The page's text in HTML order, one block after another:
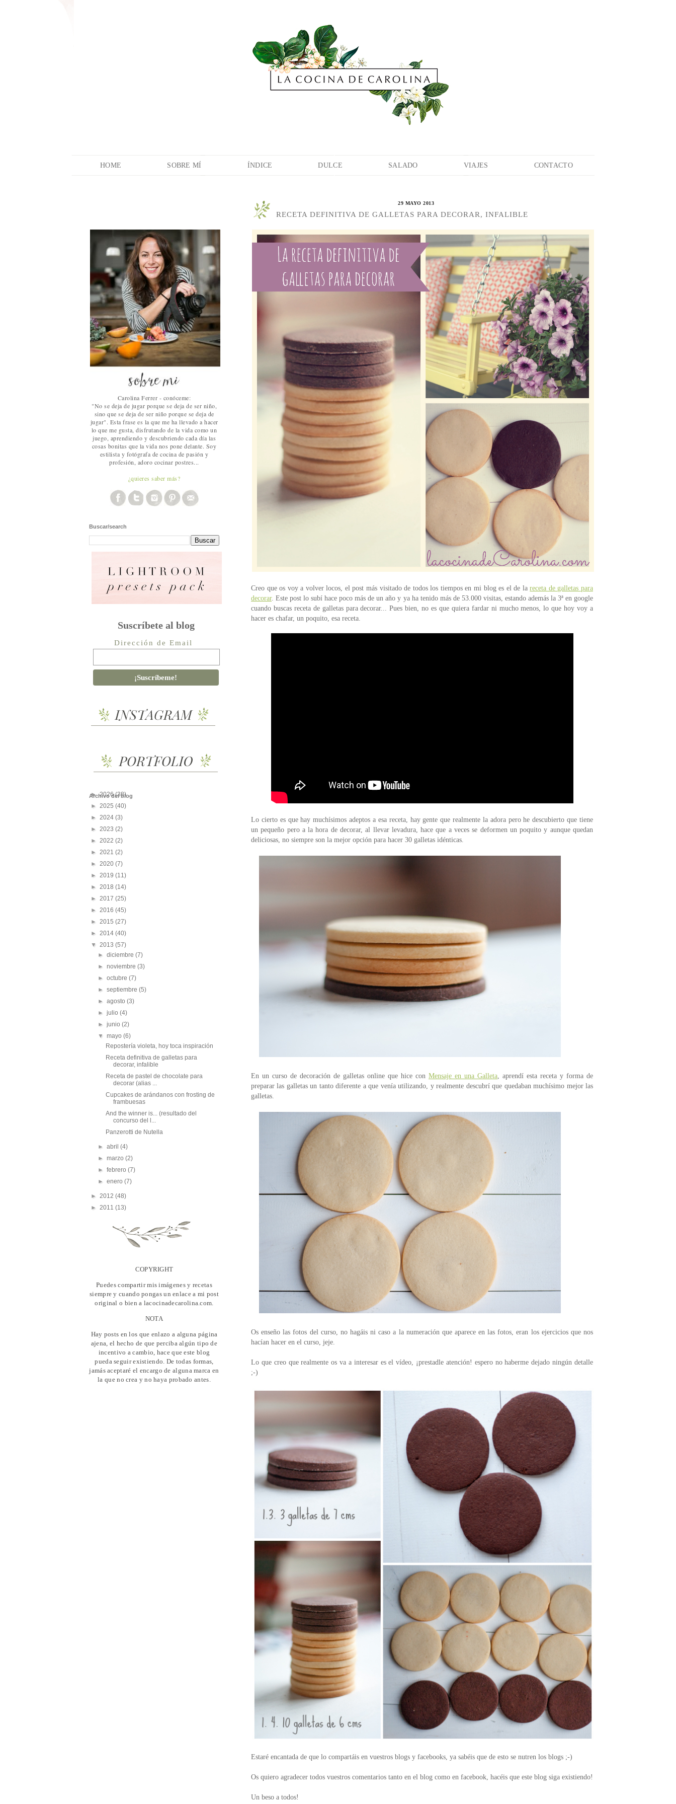
HOME SOBRE MÍ ÍNDICE DULCE SALADO VIAJES CONTACTO
29 MAYO 2013
RECETA DEFINITIVA DE GALLETAS PARA DECORAR, INFALIBLE
Creo que os voy a volver locos, el post más visitado de todos los tiempos en mi blog es el de lareceta de galletas para
decorar. Este post lo subí hace poco más de un año y ya ha tenido más de 53.000 visitas, estando además la 3ª en google
cuando buscas receta de galletas para decorar... Pues bien, no es que quiera fardar ni mucho menos, lo que hoy voy a
hacer es chafar, un poquito, esa receta.
Lo cierto es que hay muchísimos adeptos a esa receta, hay gente que realmente la adora pero he descubierto que tiene
un pequeño pero a la hora de decorar, al llevar levadura, hace que a veces se deformen un poquito y aunque quedan
deliciosas, no siempre son la mejor opción para hacer 30 galletas idénticas.
En un curso de decoración de galletas online que hice con Mensaje en una Galleta , aprendí esta receta y forma de
preparar las galletas un tanto diferente a que venía utilizando, y realmente descubrí que quedaban muchísimo mejor las
galletas.
Os enseño las fotos del curso, no hagáis ni caso a la numeración que aparece en las fotos, eran los ejercicios que nos
hacían hacer en el curso, jeje.
Lo que creo que realmente os va a interesar es el vídeo, ¡prestadle atención! espero no haberme dejado ningún detalle
;-)
Estaré encantada de que lo compartáis en vuestros blogs y facebooks, ya sabéis que de esto se nutren los blogs ;-)
Os quiero agradecer todos vuestros comentarios tanto en el blog como en facebook, hacéis que este blog siga existiendo!
Un beso a todos!
Carolina Ferrer - conóceme:
"No se deja de jugar porque se deja de ser niño,
sino que se deja de ser niño porque se deja de
jugar". Esta frase es la que me ha llevado a hacer
lo que me gusta, disfrutando de la vida como un
juego, aprendiendo y descubriendo cada día las
cosas bonitas que la vida nos pone delante. Soy
estilista y fotógrafa de cocina de pasión y
profesión, adoro cocinar postres...
¿quieres saber más?
Buscar/search
Suscríbete al blog
Dirección de Email
Archivo del blog
►2026(38)
► 2025 (40)
► 2024 (3)
► 2023 (2)
► 2022 (2)
► 2021 (2)
► 2020 (7)
► 2019 (11)
► 2018 (14)
► 2017 (25)
► 2016 (45)
► 2015 (27)
► 2014 (40)
▼ 2013 (57)
►diciembre(7)
►noviembre(3)
►octubre(7)
►septiembre(5)
►agosto(3)
►julio(4)
►junio(2)
▼mayo(6)
Repostería violeta, hoy toca inspiración
Receta definitiva de galletas para
decorar, infalible
Receta de pastel de chocolate para
decorar (alias ...
Cupcakes de arándanos con frosting de
frambuesas
And the winner is... (resultado del
concurso del l...
Panzerotti de Nutella
►abril(4)
►marzo(2)
►febrero(7)
►enero(7)
► 2012 (48)
► 2011 (13)
COPYRIGHT
Puedes compartir mis imágenes y recetas
siempre y cuando pongas un enlace a mi post
original o bien a lacocinadecarolina.com.
NOTA
Hay posts en los que enlazo a alguna página
ajena, el hecho de que perciba algún tipo de
incentivo a cambio, hace que este blog
pueda seguir existiendo. De todas formas,
jamás aceptaré el encargo de alguna marca en
la que no crea y no haya probado antes.